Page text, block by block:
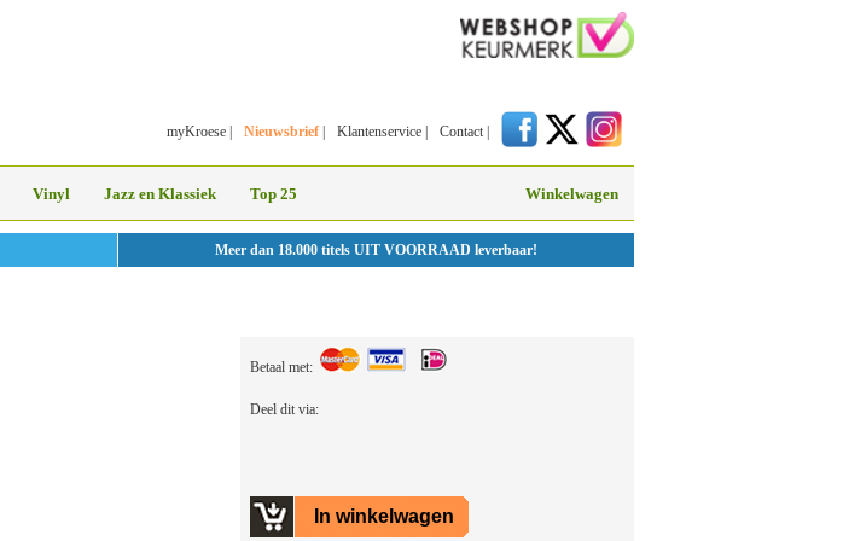
myKroese Nieuwsbrief Klantenservice Contact
Vinyl Jazz en Klassiek Top 25 Winkelwagen
Meer dan 18.000 titels UIT VOORRAAD leverbaar!
Betaal met:
Deel dit via: